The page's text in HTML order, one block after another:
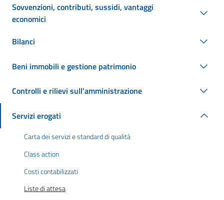
Sovvenzioni, contributi, sussidi, vantaggi
economici
Bilanci
Beni immobili e gestione patrimonio
Controlli e rilievi sull'amministrazione
Servizi erogati
Carta dei servizi e standard di qualità
Class action
Costi contabilizzati
Liste di attesa